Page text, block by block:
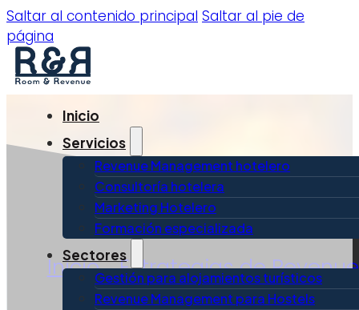
Saltar al contenido principal Saltar al pie de
página
Inicio
Servicios
Revenue Management hotelero
Consultoría hotelera
Marketing Hotelero
Formación especializada
Sectores
Gestión para alojamientos turísticos
Revenue Management para Hostels
Inicio»Estrategias de Revenue